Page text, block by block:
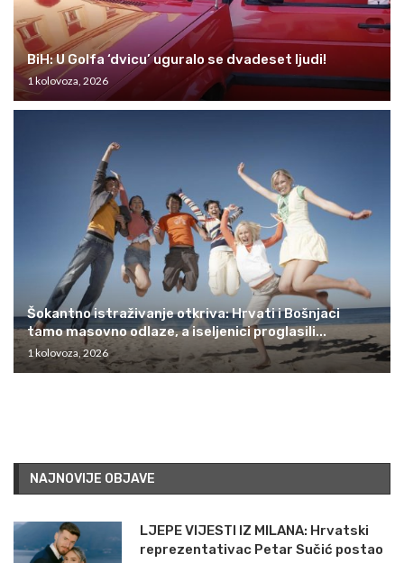
BiH: U Golfa ‘dvicu’ uguralo se dvadeset ljudi!
1 kolovoza, 2026
Šokantno istraživanje otkriva: Hrvati i Bošnjaci
tamo masovno odlaze, a iseljenici proglasili...
1 kolovoza, 2026
NAJNOVIJE OBJAVE
LJEPE VIJESTI IZ MILANA: Hrvatski
reprezentativac Petar Sučić postao